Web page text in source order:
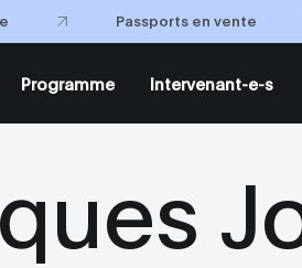
Passports en vente
Programme Intervenant-e-s